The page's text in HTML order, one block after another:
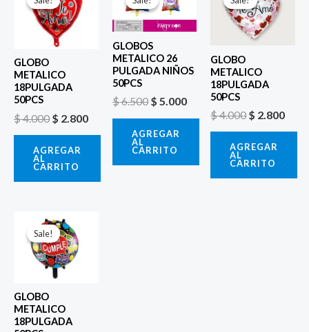
GLOBO
METALICO
18PULGADA
50PCS
$4.000
original
era:
$ 4.000.
$ 2.800
AGREGAR
AL
CARRITO
GLOBOS
METALICO 26
PULGADA NIÑOS
50PCS
$6.500
original
era:
$ 5.000
AGREGAR
AL
CARRITO
GLOBO
METALICO
18PULGADA
50PCS
$4.000
original
era:
$ 4.000.
$ 2.800
AGREGAR
AL
CARRITO
Sale!
Sale!
GLOBO
METALICO
18PULGADA
El
precio
original
era:
$ 4.000.